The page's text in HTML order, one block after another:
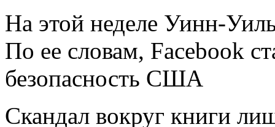
На этой неделе Уинн-
По ее словам, Facebook
безопасность США
Скандал вокруг книги